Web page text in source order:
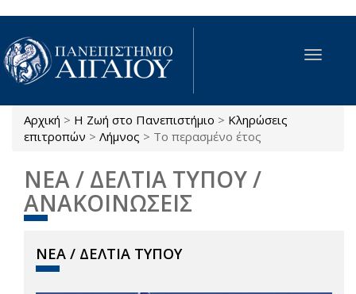
Παράκαμψη προς το κυρίως περιεχόμενο
Toggle
Είστε εδώ
Αρχική > Η Ζωή στο Πανεπιστήμιο > Κληρώσεις
επιτροπών > Λήμνος > Το περασμένο έτος
ΝΕΑ / ΔΕΛΤΙΑ ΤΥΠΟΥ /
ΑΝΑΚΟΙΝΩΣΕΙΣ
ΝΕΑ / ΔΕΛΤΙΑ ΤΥΠΟΥ